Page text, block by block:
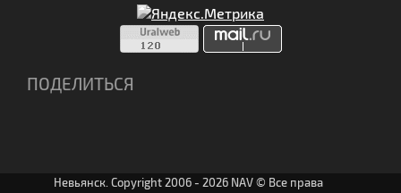
ПОДЕЛИТЬСЯ
Невьянск. Copyright 2006 - 2026 NAV © Все права